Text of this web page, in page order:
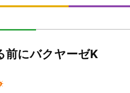
前にバクヤーゼK